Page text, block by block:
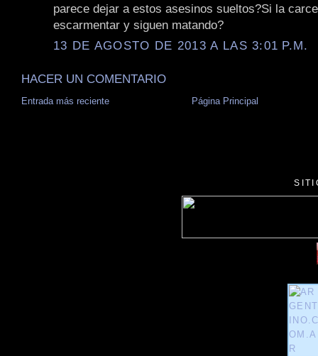
parece dejar a estos asesinos sueltos?Si la
escarmentar y siguen matando?
13 DE AGOSTO DE 2013 A LAS 3:01 P.M.
HACER UN COMENTARIO
Entrada más reciente Página Principal